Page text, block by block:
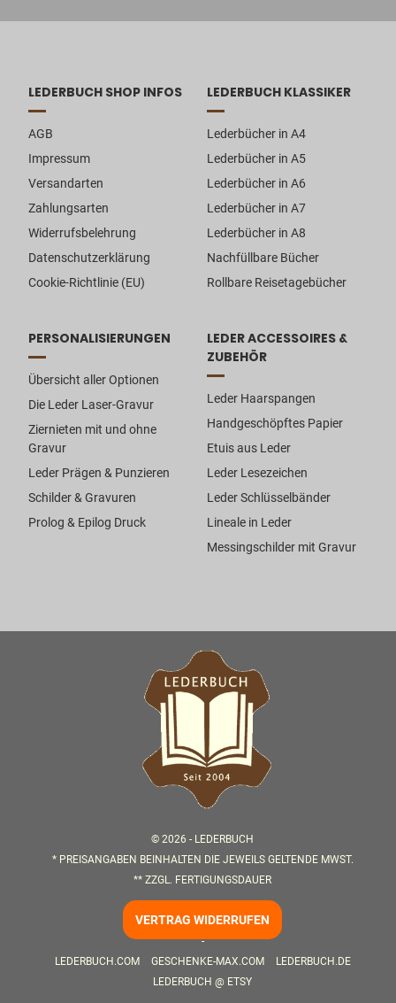
LEDERBUCH SHOP INFOS
AGB
Impressum
Versandarten
Zahlungsarten
Widerrufsbelehrung
Datenschutzerklärung
Cookie-Richtlinie (EU)
LEDERBUCH KLASSIKER
Lederbücher in A4
Lederbücher in A5
Lederbücher in A6
Lederbücher in A7
Lederbücher in A8
Nachfüllbare Bücher
Rollbare Reisetagebücher
PERSONALISIERUNGEN
Übersicht aller Optionen
Die Leder Laser-Gravur
Ziernieten mit und ohne
Gravur
Leder Prägen & Punzieren
Schilder & Gravuren
Prolog & Epilog Druck
LEDER ACCESSOIRES &
ZUBEHÖR
Leder Haarspangen
Handgeschöpftes Papier
Etuis aus Leder
Leder Lesezeichen
Leder Schlüsselbänder
Lineale in Leder
Messingschilder mit Gravur
© 2026 - LEDERBUCH
* PREISANGABEN BEINHALTEN DIE JEWEILS GELTENDE MWST.
** ZZGL. FERTIGUNGSDAUER
VERTRAG WIDERRUFEN
-
LEDERBUCH.COM
GESCHENKE-MAX.COM
LEDERBUCH.DE
LEDERBUCH @ ETSY